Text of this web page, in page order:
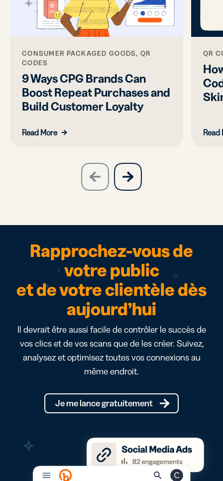
CONSUMER PACKAGED GOODS, QR
CODES
9 Ways CPG Brands Can
Boost Repeat Purchases and
Build Customer Loyalty
Read More
QR
Read
previous
slide
next
slide
Rapprochez-vous de
votre public
et de votre clientèle dès
aujourd’hui
Il devrait être aussi facile de contrôler le succès de
vos clics et de vos scans que de les créer. Suivez,
analysez et optimisez toutes vos connexions au
même endroit.
Je me lance gratuitement